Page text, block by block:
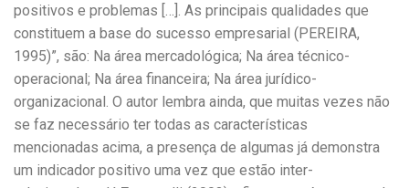
positivos e problemas […]. As principais qualidades que
constituem a base do sucesso empresarial (PEREIRA,
1995)”, são: Na área mercadológica; Na área técnico-
operacional; Na área financeira; Na área jurídico-
organizacional. O autor lembra ainda, que muitas vezes não
se faz necessário ter todas as características
mencionadas acima, a presença de algumas já demonstra
um indicador positivo uma vez que estão inter-